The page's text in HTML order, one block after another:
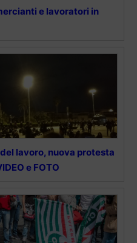
e lavoratori in
lavoro, nuova protesta
e FOTO